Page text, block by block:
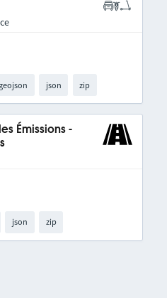
geojson json zip
Émissions -
json zip